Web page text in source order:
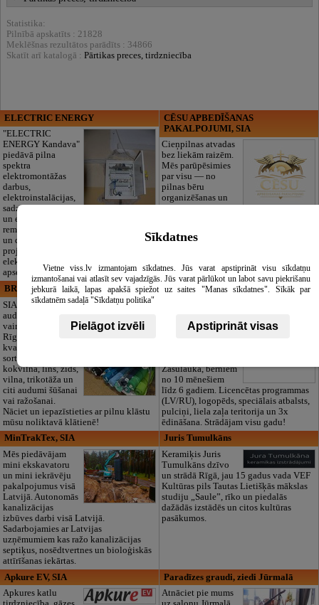
Statistika:
Pilnībā apskatīts : 21828
Meklēšnas rezultātos parādīts : 34866
Skatīt arī katalogā : Pārtikas preces, tirdzniecība
ELECTRIC ENERGY
"ELECTRIC
ENERGY Kandava"
piedāvā pilna
spektra
elektromontāžas
darbus,
elektroinstalācijas,
sadzīves tehnikas
un elektronikas
remontu, vājstrāvas
un drošības sistēmu izbūvi, kā arī
projektēšanu, mērījumus un
elektrosaimniecības drošības riskus
apsekošanu.
CĒSU APBEDĪŠANAS
PAKALPOJUMI, SIA
Cieņpilnas atvadas
bez liekām raizēm.
Mēs parūpēsimies
par visu — no
pilnas bēru
organizēšanas un
Piedāvājam arī kvalitatīvas, autentiskas
BRISTOLS ES, SIA
SIA "Bristols ES"
audumu outlet un
vairumtirdzniecība
Rīgā. Plašs un
kvalitatīvs tekstila
sortiments:
kokvilna, lins, zīds,
vilna, trikotāža un
citi audumi šūšanai
vai ražošanai.
Nāciet un iepazīstieties ar pilnu klāstu
mūsu noliktavā klātienē!
Maza Rasiņa, privātā pirmsskolas
izglītības iestāde
Zasulaukā, bērniem
no 10 mēnešiem
līdz 6 gadiem. Licencētas programmas
(LV/RU), logopēds, speciālais atbalsts,
pulciņi, liela zaļa teritorija un 3x
ēdināšana. Strādājam visu gadu!
MinTrakTex, SIA
Mēs piedāvājam
mini ekskavatoru
un mini iekrāvēju
pakalpojumus visā
Latvijā. Autonomās
kanalizācijas
izbūves darbi visā Latvijā.
Sadarbojamies ar Latvijas
uzņēmumiem kas ražo kanalizācijas
septiķus, nosēdtvertnes un bioloģiskās
attīrīšanas iekārtas.
Juris Tumulkāns
Keramiķis Juris
Tumulkāns dzīvo
un strādā Rīgā, jau 15 gadus vada VEF
Kultūras pils Tautas Lietišķās mākslas
studiju „Saule”, rīko un piedalās
dažādās izstādēs un citos kultūras
pasākumos.
Apkure EV, SIA
Apkures katlu
Paradīzes graudi, ziedi Jūrmalā
Atnāciet pie mums
Sīkdatnes
Vietne viss.lv izmantojam sīkdatnes. Jūs varat apstiprināt visu sīkdatņu
izmantošanai vai atlasīt sev vajadzīgās. Jūs varat pārlūkot un labot savu piekrišanu
jebkurā laikā, lapas apakšā spiežot uz saites "Manas sīkdatnes". Sīkāk par
sīkdatnēm sadaļā "Sīkdatņu politika"
Pielāgot izvēli Apstiprināt visas